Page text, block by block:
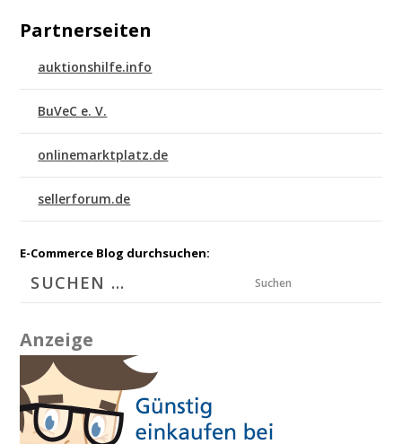
Partnerseiten
auktionshilfe.info
BuVeC e. V.
onlinemarktplatz.de
sellerforum.de
E-Commerce Blog durchsuchen:
Suchen
Anzeige